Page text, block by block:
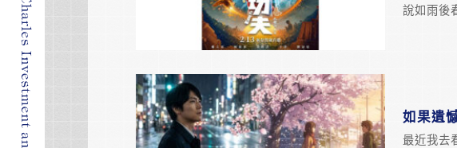
說如雨後
如果遺
最近我去